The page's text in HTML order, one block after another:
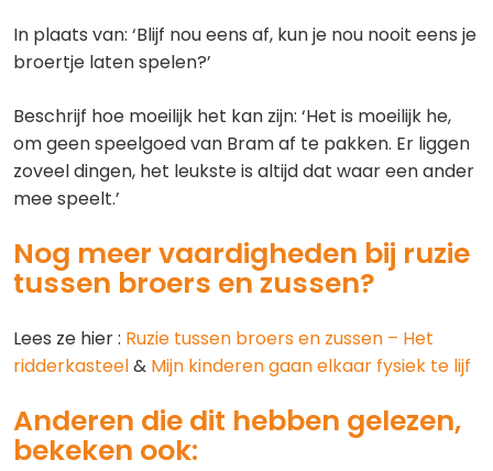
In plaats van: ‘Blijf nou eens af, kun je nou nooit eens je
broertje laten spelen?’
Beschrijf hoe moeilijk het kan zijn: ‘Het is moeilijk he,
om geen speelgoed van Bram af te pakken. Er liggen
zoveel dingen, het leukste is altijd dat waar een ander
mee speelt.’
Nog meer vaardigheden bij ruzie
tussen broers en zussen?
Lees ze hier : Ruzie tussen broers en zussen – Het
ridderkasteel& Mijn kinderen gaan elkaar fysiek te lijf
Anderen die dit hebben gelezen,
bekeken ook: